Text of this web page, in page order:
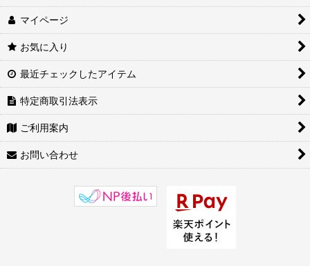
マイページ
お気に入り
最近チェックしたアイテム
特定商取引法表示
ご利用案内
お問い合わせ